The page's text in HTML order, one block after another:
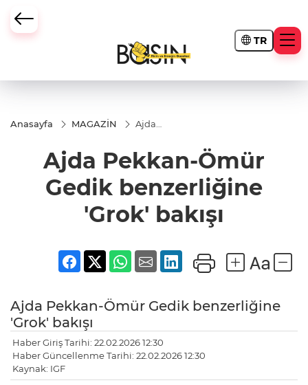
TR
Anasayfa MAGAZİN
Ajda
benzerliğine
'Grok' bakışı
Ajda Pekkan-Ömür
Gedik benzerliğine
'Grok' bakışı
Ajda Pekkan-Ömür Gedik benzerliğine
'Grok' bakışı
Haber Giriş Tarihi: 22.02.2026 12:30
Haber Güncellenme Tarihi: 22.02.2026 12:30
Kaynak: IGF